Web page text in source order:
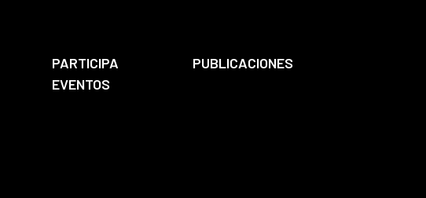
PARTICIPA
PUBLICACIONES
EVENTOS